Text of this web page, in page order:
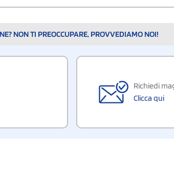
NON TI PREOCCUPARE, PROVVEDIAMO NOI!
Richiedi
Clicca qui